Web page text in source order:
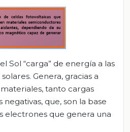
Sol “carga” de energía a las
Genera, gracias a
tanto cargas
que, son la base
electrones que genera una